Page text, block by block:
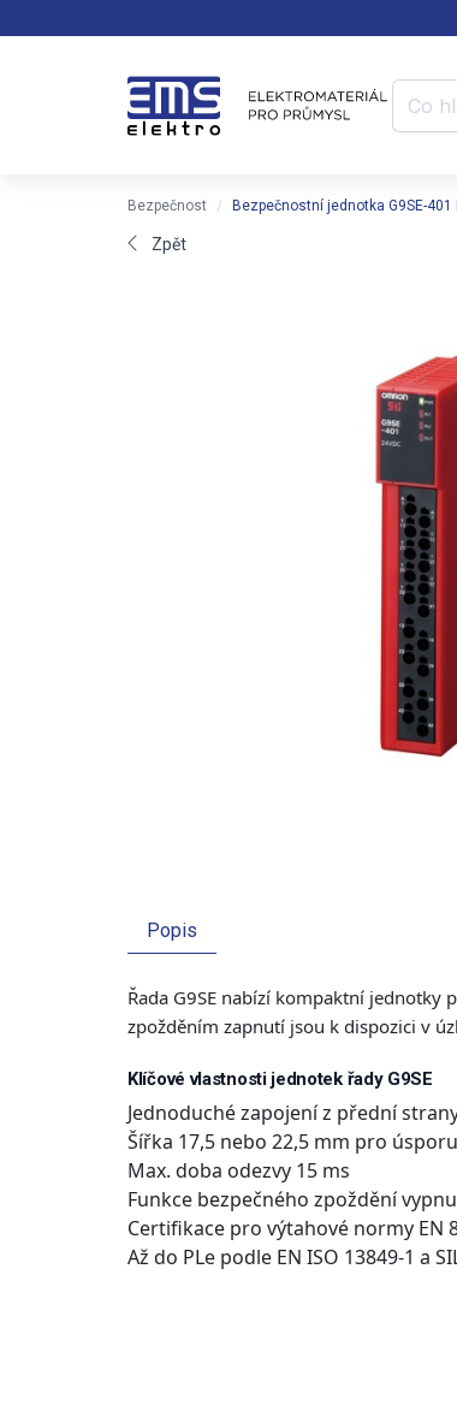
Bezpečnost Bezpečnostní jednotka G9SE-401
Zpět
Popis
Řada G9SE nabízí kompaktní
zpožděním zapnutí jsou k dispozici v
Klíčové vlastnosti jednotek řady G9SE
Jednoduché zapojení z přední
Šířka 17,5 nebo 22,5 mm pro
Max. doba odezvy 15 ms
Funkce bezpečného zpoždění
Certifikace pro výtahové normy EN
Až do PLe podle EN ISO 13849-1 a